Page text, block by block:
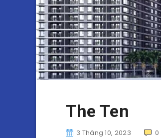
The Ten
3 Tháng 10, 2023 0